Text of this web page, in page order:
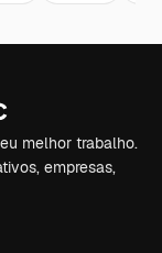
melhor trabalho.
empresas,